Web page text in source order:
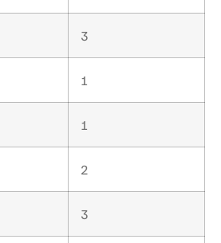
3
1
1
2
3